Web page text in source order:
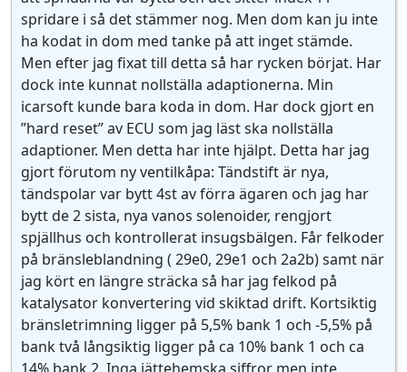
spridare i så det stämmer nog. Men dom kan ju inte
ha kodat in dom med tanke på att inget stämde.
Men efter jag fixat till detta så har rycken börjat. Har
dock inte kunnat nollställa adaptionerna. Min
icarsoft kunde bara koda in dom. Har dock gjort en
”hard reset” av ECU som jag läst ska nollställa
adaptioner. Men detta har inte hjälpt. Detta har jag
gjort förutom ny ventilkåpa: Tändstift är nya,
tändspolar var bytt 4st av förra ägaren och jag har
bytt de 2 sista, nya vanos solenoider, rengjort
spjällhus och kontrollerat insugsbälgen. Får felkoder
på bränsleblandning ( 29e0, 29e1 och 2a2b) samt när
jag kört en längre sträcka så har jag felkod på
katalysator konvertering vid skiktad drift. Kortsiktig
bränsletrimning ligger på 5,5% bank 1 och -5,5% på
bank två långsiktig ligger på ca 10% bank 1 och ca